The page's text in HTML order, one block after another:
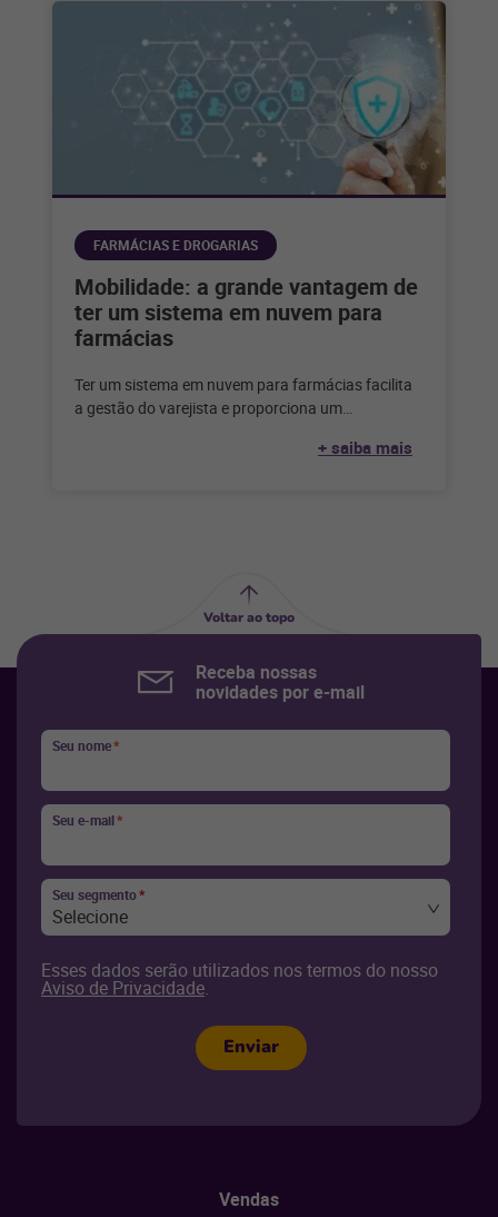
FARMÁCIAS E DROGARIAS
Mobilidade: a grande vantagem de
ter um sistema em nuvem para
farmácias
Ter um sistema em nuvem para farmácias facilita
a gestão do varejista e proporciona um
+ saiba mais
Voltar ao topo
Receba nossas
novidades por e-mail
Seu nome*
Seu e-mail*
Seu segmento*
Selecione
Esses dados serão utilizados nos termos do nosso
Aviso de Privacidade.
Enviar
Vendas